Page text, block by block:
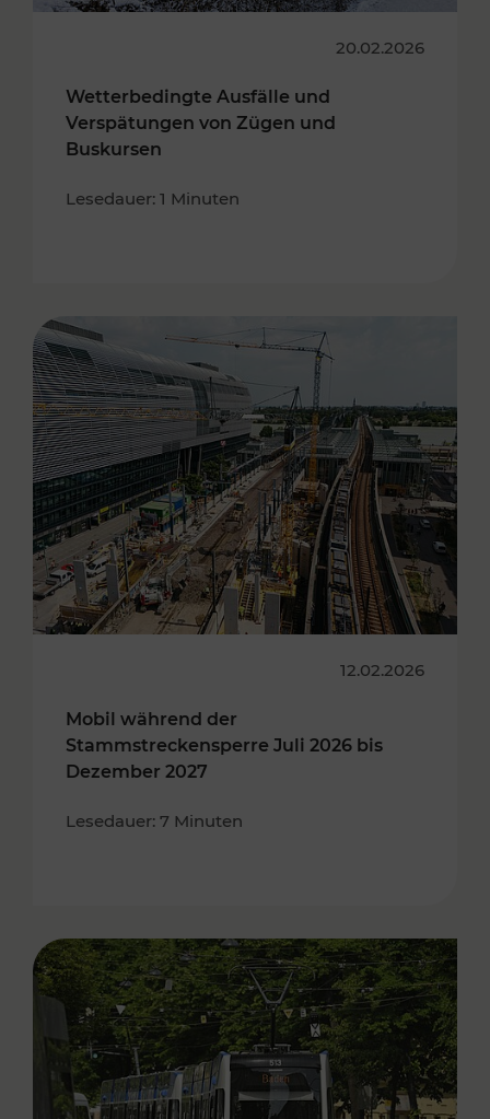
20.02.2026
Wetterbedingte Ausfälle und
Verspätungen von Zügen und
Buskursen
Lesedauer: 1 Minuten
12.02.2026
Mobil während der
Stammstreckensperre Juli 2026 bis
Dezember 2027
Lesedauer: 7 Minuten